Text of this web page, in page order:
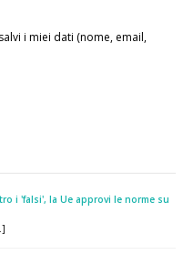
i miei dati (nome, email,
i 'falsi', la Ue approvi le norme su